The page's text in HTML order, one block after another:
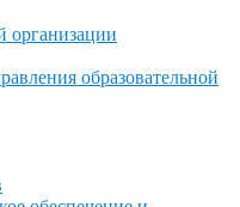
организации
образовательной